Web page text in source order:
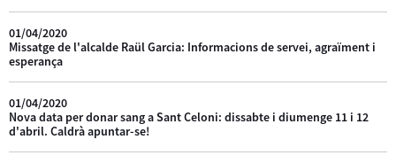
01/04/2020
Missatge de l'alcalde Raül Garcia: Informacions de servei, agraïment i
esperança
01/04/2020
Nova data per donar sang a Sant Celoni: dissabte i diumenge 11 i 12
d'abril. Caldrà apuntar-se!